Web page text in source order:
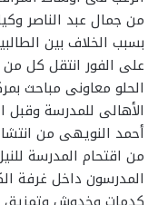
من جمال عبد الناصر وكيل
بسبب الخلاف بين
على الفور انتقل كل
الحلو معاونى مباحث
الأهالى للمدرسة وقبل
أحمد النويهى من
من اقتحام المدرسة
المدرسون داخل غرفة